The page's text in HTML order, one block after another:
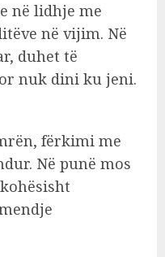
në lidhje me
në vijim. Në
duhet të
nuk dini ku jeni.
fërkimi me
Në punë mos